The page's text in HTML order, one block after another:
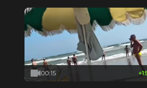
00:15 +